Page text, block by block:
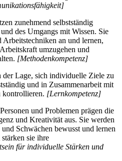
zunehmend selbstständig
des Umgangs mit Wissen. Sie
an und lernen,
umzugehen und
[Methodenkompetenz]
der Lage, sich individuelle Ziele zu
und in Zusammenarbeit mit
kontrollieren. [Lernkompetenz]
und Problemen prägen die
und Kreativität aus. Sie werden
Schwächen bewusst und lernen
sie ihre
für individuelle Stärken und